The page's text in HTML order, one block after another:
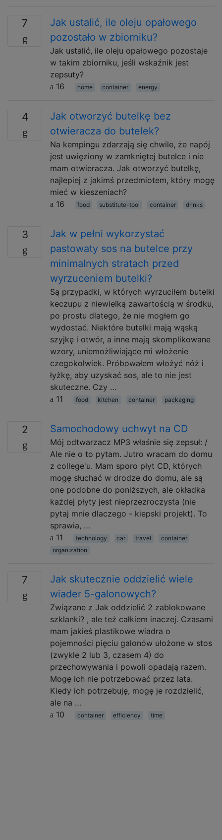
7
Jak ustalić, ile oleju opałowego
pozostało w zbiorniku?
Jak ustalić, ile oleju opałowego pozostaje
w takim zbiorniku, jeśli wskaźnik jest
zepsuty?
16
home container energy
4
Jak otworzyć butelkę bez
otwieracza do butelek?
Na kempingu zdarzają się chwile, że napój
jest uwięziony w zamkniętej butelce i nie
mam otwieracza. Jak otworzyć butelkę,
najlepiej z jakimś przedmiotem, który mogę
mieć w kieszeniach?
16
food substitute-tool container drinks
3
Jak w pełni wykorzystać
pastowaty sos na butelce przy
minimalnych stratach przed
wyrzuceniem butelki?
Są przypadki, w których wyrzuciłem butelki
keczupu z niewielką zawartością w środku,
po prostu dlatego, że nie mogłem go
wydostać. Niektóre butelki mają wąską
szyjkę i otwór, a inne mają skomplikowane
wzory, uniemożliwiające mi włożenie
czegokolwiek. Próbowałem włożyć nóż i
łyżkę, aby uzyskać sos, ale to nie jest
skuteczne. Czy …
11
food kitchen container packaging
2 Samochodowy uchwyt na CD
Mój odtwarzacz MP3 właśnie się zepsuł: /
Ale nie o to pytam. Jutro wracam do domu
z college'u. Mam sporo płyt CD, których
mogę słuchać w drodze do domu, ale są
one podobne do poniższych, ale okładka
każdej płyty jest nieprzezroczysta (nie
pytaj mnie dlaczego - kiepski projekt). To
sprawia, …
11
technology car travel
container
organization
7
Jak skutecznie oddzielić wiele
wiader 5-galonowych?
Związane z Jak oddzielić 2 zablokowane
szklanki? , ale też całkiem inaczej. Czasami
mam jakieś plastikowe wiadra o
pojemności pięciu galonów ułożone w stos
(zwykle 2 lub 3, czasem 4) do
przechowywania i powoli opadają razem.
Mogę ich nie potrzebować przez lata.
Kiedy ich potrzebuję, mogę je rozdzielić,
ale na …
10
container efficiency time